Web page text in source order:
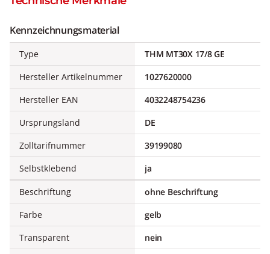
Kennzeichnungsmaterial
Type
THM MT30X 17/8 GE
Hersteller Artikelnummer
1027620000
Hersteller EAN
4032248754236
Ursprungsland
DE
Zolltarifnummer
39199080
Selbstklebend
ja
Beschriftung
ohne Beschriftung
Farbe
gelb
Transparent
nein